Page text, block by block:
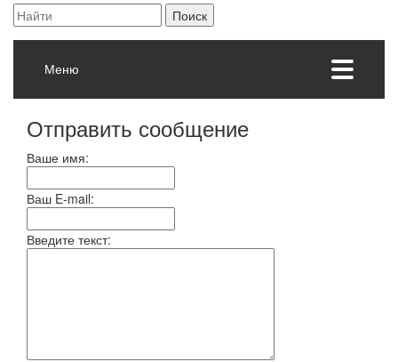
Меню
Отправить сообщение
Ваше имя:
Ваш E-mail:
Введите текст: